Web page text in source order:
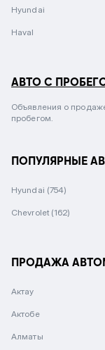
Hyundai
Haval
АВТО С
Объявления о
пробегом.
ПОПУЛЯРНЫЕ
Hyundai (754)
Chevrolet (162)
ПРОДАЖА
Актау
Актобе
Алматы